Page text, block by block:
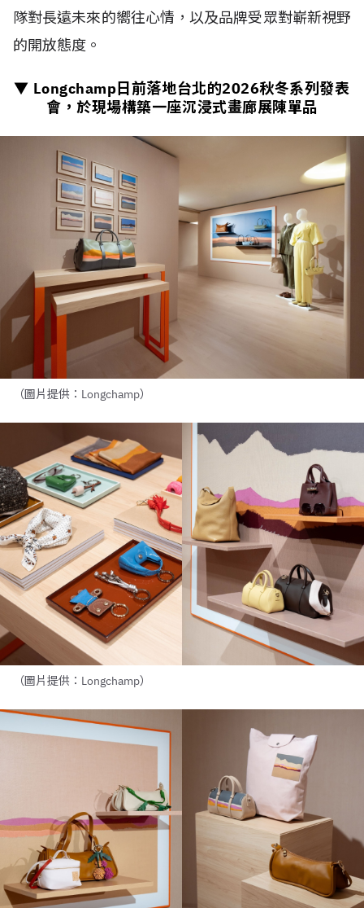
隊對長遠未來的嚮往心情，以及品牌受眾對嶄新視野
的開放態度。
▼ Longchamp日前落地台北的2026秋冬系列發表
會，於現場構築一座沉浸式畫廊展陳單品
（圖片提供：Longchamp）
（圖片提供：Longchamp）